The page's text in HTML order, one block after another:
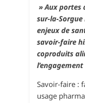
» Aux portes
sur-la-
enjeux de
savoir-faire
coproduits
Savoir-faire :
usage